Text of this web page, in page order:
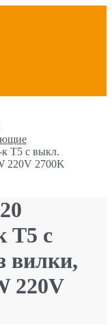
T5 с выкл.
220V 2700K
T5 с
вилки,
220V